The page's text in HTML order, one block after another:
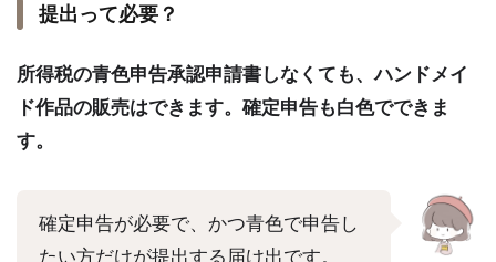
提出って必要？
所得税の青色申告承認申請書しなくても、ハンドメイ
ド作品の販売はできます。確定申告も白色でできま
す。
確定申告が必要で、かつ青色で申告し
たい方だけが提出する届け出です。